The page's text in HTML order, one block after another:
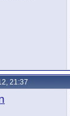
21:37